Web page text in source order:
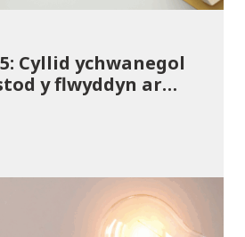
Cyllid ychwanegol
y flwyddyn ar
conservatoire
drama sy’n